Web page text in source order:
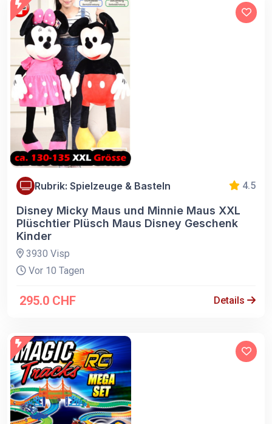
Rubrik: Spielzeuge & Basteln 4.5
Disney Micky Maus und Minnie Maus XXL
Plüschtier Plüsch Maus Disney Geschenk
Kinder
3930 Visp
Vor 10 Tagen
295.0 CHF Details